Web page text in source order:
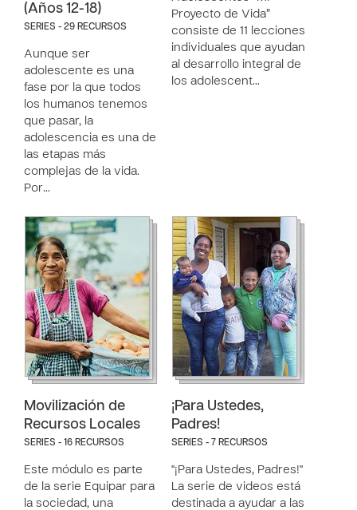
(Años 12-18)
SERIES - 29 RECURSOS
Aunque ser
adolescente es una
fase por la que todos
los humanos tenemos
que pasar, la
adolescencia es una de
las etapas más
complejas de la vida.
Por…
Proyecto de Vida”
consiste de 11 lecciones
individuales que ayudan
al desarrollo integral de
los adolescent…
Movilización de
Recursos Locales
SERIES - 16 RECURSOS
Este módulo es parte
de la serie Equipar para
la sociedad, una
¡Para Ustedes,
Padres!
SERIES - 7 RECURSOS
"¡Para Ustedes, Padres!"
La serie de videos está
destinada a ayudar a las